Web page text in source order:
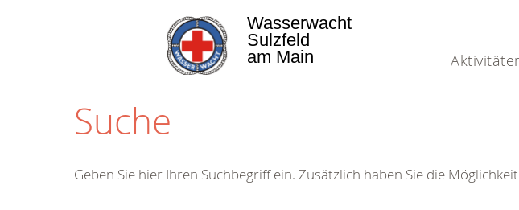
Wasserwacht
Sulzfeld
am Main
Suche
Geben Sie hier Ihren Suchbegriff ein. Zusätzlich haben Sie die